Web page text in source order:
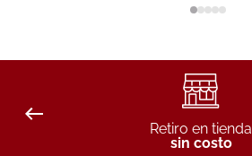
Retiro en tienda
sin costo